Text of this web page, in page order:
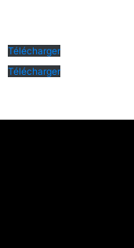
Télécharger
Télécharger